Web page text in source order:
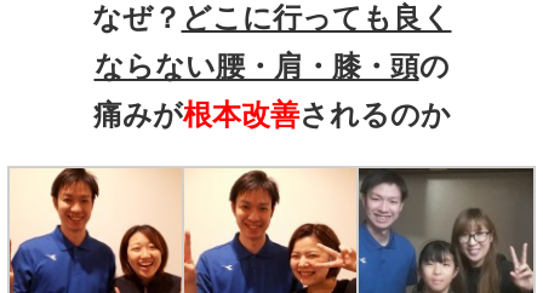
なぜ？ どこに行っても良く
ならない腰・肩・膝・頭の
痛みが根本改善されるのか